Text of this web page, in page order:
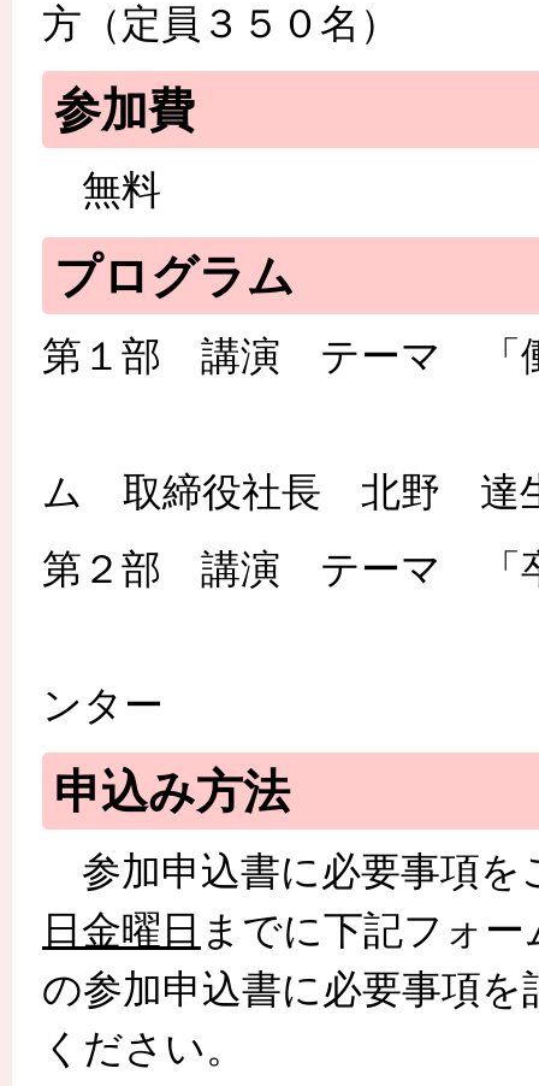
方（定員３５０名）
参加費
無料
プログラム
第１部 講演 テーマ 「働
ム 取締役社長 北野 達
第２部 講演 テーマ 「卒
ンター
申込み方法
参加申込書に必要事項を
日金曜日 までに下記フォ
の参加申込書に必要事項
ください。